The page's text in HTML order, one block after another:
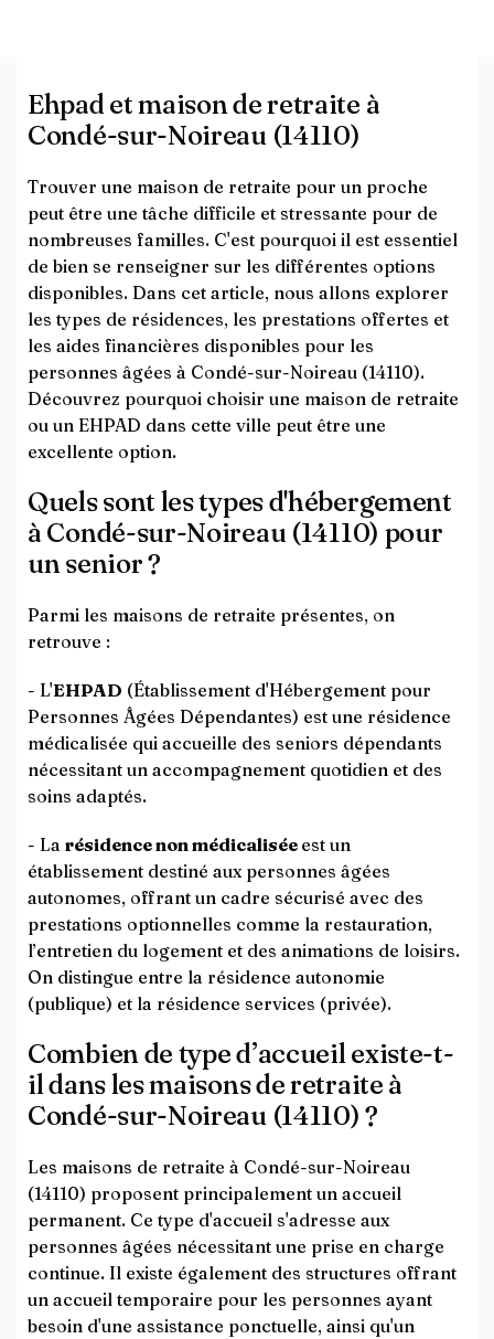
Ehpad et maison de retraite à
Condé-sur-Noireau (14110)
Trouver une maison de retraite pour un proche
peut être une tâche difficile et stressante pour de
nombreuses familles. C'est pourquoi il est essentiel
de bien se renseigner sur les différentes options
disponibles. Dans cet article, nous allons explorer
les types de résidences, les prestations offertes et
les aides financières disponibles pour les
personnes âgées à Condé-sur-Noireau (14110).
Découvrez pourquoi choisir une maison de retraite
ou un EHPAD dans cette ville peut être une
excellente option.
Quels sont les types d'hébergement
à Condé-sur-Noireau (14110) pour
un senior ?
Parmi les maisons de retraite présentes, on
retrouve :
- L'EHPAD (Établissement d'Hébergement pour
Personnes Âgées Dépendantes) est une résidence
médicalisée qui accueille des seniors dépendants
nécessitant un accompagnement quotidien et des
soins adaptés.
- La résidence non médicalisée est un
établissement destiné aux personnes âgées
autonomes, offrant un cadre sécurisé avec des
prestations optionnelles comme la restauration,
l’entretien du logement et des animations de loisirs.
On distingue entre la résidence autonomie
(publique) et la résidence services (privée).
Combien de type d’accueil existe-t-
il dans les maisons de retraite à
Condé-sur-Noireau (14110) ?
Les maisons de retraite à Condé-sur-Noireau
(14110) proposent principalement un accueil
permanent. Ce type d'accueil s'adresse aux
personnes âgées nécessitant une prise en charge
continue. Il existe également des structures offrant
un accueil temporaire pour les personnes ayant
besoin d'une assistance ponctuelle, ainsi qu'un